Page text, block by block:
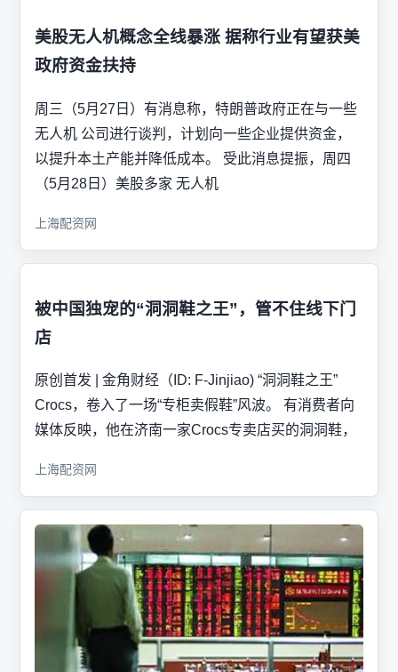
美股无人机概念全线暴涨 据称行业有望获美
政府资金扶持
周三（5月27日）有消息称，特朗普政府正在与一些
无人机 公司进行谈判，计划向一些企业提供资金，
以提升本土产能并降低成本。 受此消息提振，周四
（5月28日）美股多家 无人机
上海配资网
被中国独宠的“洞洞鞋之王”，管不住线下门
店
原创首发 | 金角财经（ID: F-Jinjiao) “洞洞鞋之王”
Crocs，卷入了一场“专柜卖假鞋”风波。 有消费者向
媒体反映，他在济南一家Crocs专卖店买的洞洞鞋，
上海配资网